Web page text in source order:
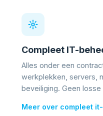
Compleet IT-
Alles onder een
werkplekken, servers,
beveiliging. Geen
Meer over compleet